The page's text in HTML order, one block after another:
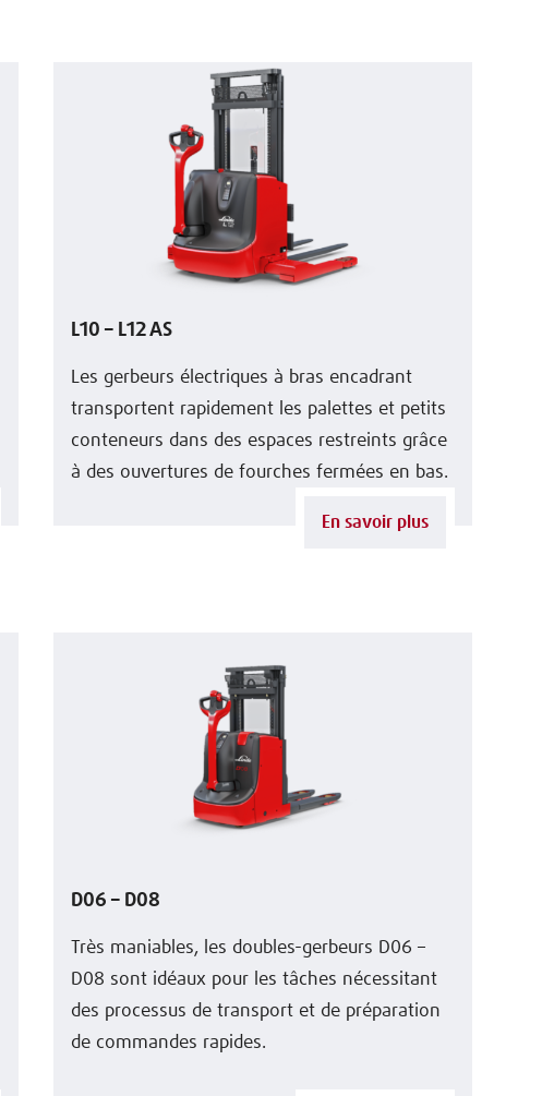
L10 – L12 AS
Les gerbeurs électriques à bras encadrant
transportent rapidement les palettes et petits
conteneurs dans des espaces restreints grâce
à des ouvertures de fourches fermées en bas.
En savoir plus
D06 – D08
Très maniables, les doubles-gerbeurs D06 –
D08 sont idéaux pour les tâches nécessitant
des processus de transport et de préparation
de commandes rapides.